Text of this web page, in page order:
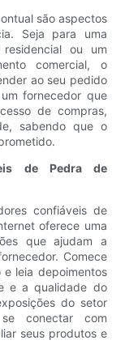
são aspectos
Seja para uma
ou um
comercial, o
ao seu pedido
fornecedor que
de compras,
sabendo que o
​​de Pedra de
confiáveis ​​de
oferece uma
que ajudam a
Comece
leia depoimentos
e a qualidade do
do setor
conectar com
seus produtos e